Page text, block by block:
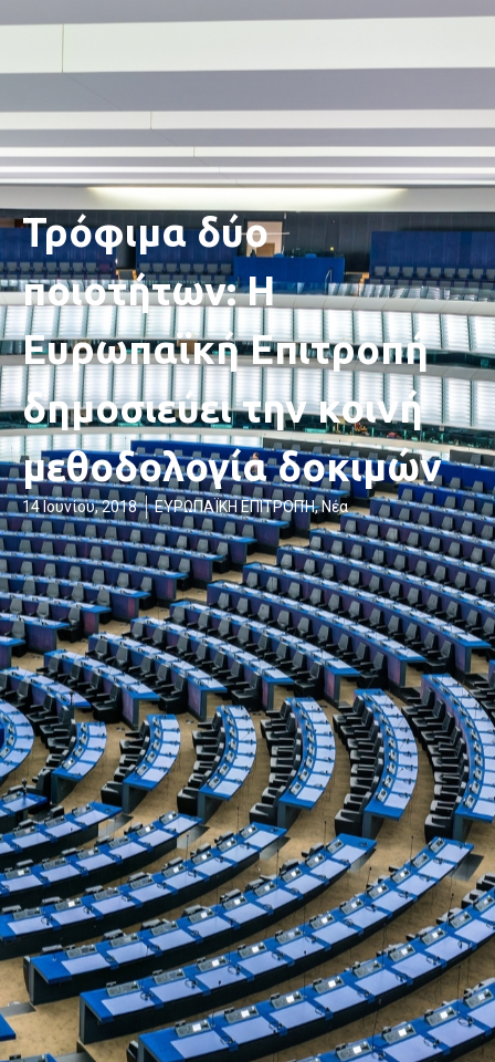
Τρόφιμα δύο
ποιοτήτων: Η
Ευρωπαϊκή Επιτροπή
δημοσιεύει την κοινή
μεθοδολογία δοκιμών
14 Ιουνίου, 2018 ΕΥΡΩΠΑΪΚΗ ΕΠΙΤΡΟΠΉ,Νέα